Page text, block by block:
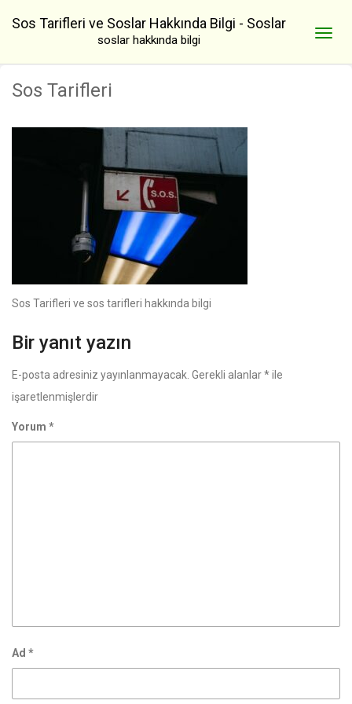
Sos Tarifleri ve Soslar Hakkında Bilgi - Soslar
soslar hakkında bilgi
Sos Tarifleri
Sos Tarifleri ve sos tarifleri hakkında bilgi
Bir yanıt yazın
E-posta adresiniz yayınlanmayacak. Gerekli alanlar*ile
işaretlenmişlerdir
Yorum *
Ad *